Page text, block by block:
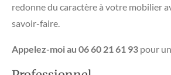
redonne du caractère à votre mobilier
savoir-faire.
Appelez-moi au 06 60 21 61 93 pour